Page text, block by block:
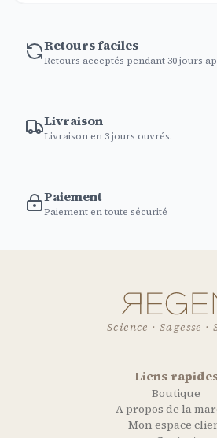
Retours faciles
Retours acceptés pendant 30 jours
Livraison
Livraison en 3 jours ouvrés.
Paiement
Paiement en toute sécurité
Science · Sagesse ·
Liens
Boutique
A propos de la
Mon espace